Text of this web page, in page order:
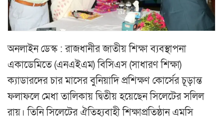
অনলাইন ডেস্ক : রাজধানীর জাতীয় শিক্ষা ব্যবস্থাপনা
একাডেমিতে (এনএইএম) বিসিএস (সাধারণ শিক্ষা)
ক্যাডারদের চার মাসের বুনিয়াদি প্রশিক্ষণ কোর্সের চূড়ান্ত
ফলাফলে মেধা তালিকায় দ্বিতীয় হয়েছেন সিলেটের সলিল
রায়। তিনি সিলেটের ঐতিহ্যবাহী শিক্ষাপ্রতিষ্ঠান এমসি